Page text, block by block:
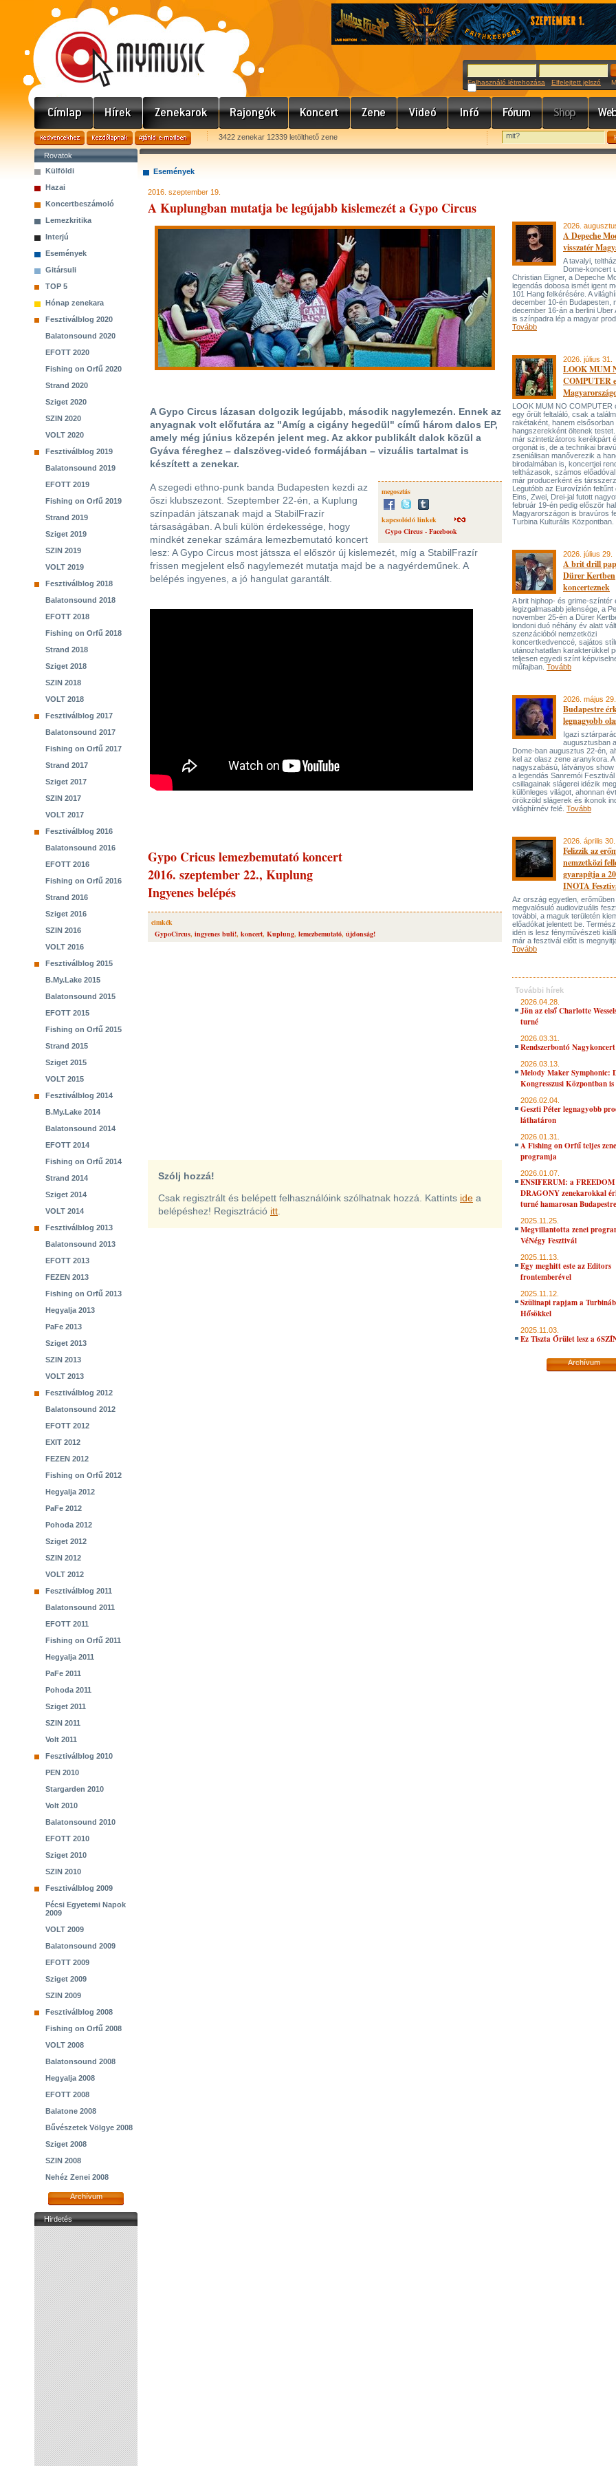
Felhasználó létrehozása Elfelejtett jelszó
3422 zenekar 12339 letölthető zene
Rovatok
Külföldi
Hazai
Koncertbeszámoló
Lemezkritika
Interjú
Események
Gitársuli
TOP 5
Hónap zenekara
Fesztiválblog 2020
Balatonsound 2020
EFOTT 2020
Fishing on Orfű 2020
Strand 2020
Sziget 2020
SZIN 2020
VOLT 2020
Fesztiválblog 2019
Balatonsound 2019
EFOTT 2019
Fishing on Orfű 2019
Strand 2019
Sziget 2019
SZIN 2019
VOLT 2019
Fesztiválblog 2018
Balatonsound 2018
EFOTT 2018
Fishing on Orfű 2018
Strand 2018
Sziget 2018
SZIN 2018
VOLT 2018
Fesztiválblog 2017
Balatonsound 2017
Fishing on Orfű 2017
Strand 2017
Sziget 2017
SZIN 2017
VOLT 2017
Fesztiválblog 2016
Balatonsound 2016
EFOTT 2016
Fishing on Orfű 2016
Strand 2016
Sziget 2016
SZIN 2016
VOLT 2016
Fesztiválblog 2015
B.My.Lake 2015
Balatonsound 2015
EFOTT 2015
Fishing on Orfű 2015
Strand 2015
Sziget 2015
VOLT 2015
Fesztiválblog 2014
B.My.Lake 2014
Balatonsound 2014
EFOTT 2014
Fishing on Orfű 2014
Strand 2014
Sziget 2014
VOLT 2014
Fesztiválblog 2013
Balatonsound 2013
EFOTT 2013
FEZEN 2013
Fishing on Orfű 2013
Hegyalja 2013
PaFe 2013
Sziget 2013
SZIN 2013
VOLT 2013
Fesztiválblog 2012
Balatonsound 2012
EFOTT 2012
EXIT 2012
FEZEN 2012
Fishing on Orfű 2012
Hegyalja 2012
PaFe 2012
Pohoda 2012
Sziget 2012
SZIN 2012
VOLT 2012
Fesztiválblog 2011
Balatonsound 2011
EFOTT 2011
Fishing on Orfű 2011
Hegyalja 2011
PaFe 2011
Pohoda 2011
Sziget 2011
SZIN 2011
Volt 2011
Fesztiválblog 2010
PEN 2010
Stargarden 2010
Volt 2010
Balatonsound 2010
EFOTT 2010
Sziget 2010
SZIN 2010
Fesztiválblog 2009
Pécsi Egyetemi Napok
2009
VOLT 2009
Balatonsound 2009
EFOTT 2009
Sziget 2009
SZIN 2009
Fesztiválblog 2008
Fishing on Orfű 2008
VOLT 2008
Balatonsound 2008
Hegyalja 2008
EFOTT 2008
Balatone 2008
Bűvészetek Völgye 2008
Sziget 2008
SZIN 2008
Nehéz Zenei 2008
Archívum
Hirdetés
Események
2016. szeptember 19.
A Kuplungban mutatja be legújabb kislemezét a Gypo Circus
A Gypo Circus lázasan dolgozik legújabb, második nagylemezén. Ennek az
anyagnak volt előfutára az "Amíg a cigány hegedül" című három dalos EP,
amely még június közepén jelent meg. Az akkor publikált dalok közül a
Gyáva féreghez – dalszöveg-videó formájában – vizuális tartalmat is
készített a zenekar.
megosztás
kapcsolódó linkek
Gypo Circus - Facebook
A szegedi ethno-punk banda Budapesten kezdi az
őszi klubszezont. Szeptember 22-én, a Kuplung
színpadán játszanak majd a StabilFrazír
társaságában. A buli külön érdekessége, hogy
mindkét zenekar számára lemezbemutató koncert
lesz: A Gypo Circus most játssza el először új kislemezét, míg a StabilFrazír
frissen megjelent első nagylemezét mutatja majd be a nagyérdeműnek. A
belépés ingyenes, a jó hangulat garantált.
Gypo Cricus lemezbemutató koncert
2016. szeptember 22., Kuplung
Ingyenes belépés
cimkék
GypoCircus, ingyenes buli!, koncert, Kuplung, lemezbemutató, újdonság!
Szólj hozzá!
Csak regisztrált és belépett felhasználóink szólhatnak hozzá. Kattints ide a
belépéshez! Regisztráció itt
2026.
A Depeche
visszatér
A tavalyi,
Dome-koncert
Christian Eigner, a Depeche
legendás dobosa ismét igent
101 Hang felkérésére. A
december 10-én Budapesten,
december 16-án a berlini Uber
is színpadra lép a magyar
Tovább
2026. július 31.
LOOK MUM
COMPUTER
LOOK MUM NO COMPUTER
egy őrült feltaláló, csak a
rakétaként, hanem elsősorban
hangszerekként öltenek
már szintetizátoros kerékpárt
orgonát is, de a technikai
zseniálisan manőverezik a
birodalmában is, koncertjei
teltházasok, számos
már producerként és
Legutóbb az Eurovízión feltűnt
Eins, Zwei, Drei-jal futott
február 19-én pedig először
Magyarországon is bravúros
Turbina Kulturális Központban.
2026. július 29.
A brit drill
Dürer Kertben
koncerteznek
A brit hiphop- és grime-színtér
legizgalmasabb jelensége, a
november 25-én a Dürer
londoni duó néhány év alatt
szenzációból nemzetközi
koncertkedvenccé, sajátos
utánozhatatlan karakterükkel
teljesen egyedi színt
műfajban. Tovább
2026. május 29.
Budapestre
legnagyobb
Igazi
augusztusban
Dome-ban augusztus 22-én,
kel az olasz zene aranykora. A
nagyszabású, látványos show
a legendás Sanremói Fesztivál
csillagainak slágerei idézik
különleges világot, ahonnan
örökzöld slágerek és ikonok
világhírnév felé. Tovább
2026. április 30.
Felizzik az
nemzetközi
gyarapítja a
INOTA
Az ország egyetlen, erőműben
megvalósuló audiovizuális
további, a maguk területén
előadókat jelentett be.
idén is lesz fényművészeti
már a fesztivál előtt is
Tovább
További hírek
2026.04.28.
Jön az első Charlotte
turné
2026.03.31.
Rendszerbontó Nagykoncert
2026.03.13.
Melody Maker Symphonic:
Kongresszusi Központban is
2026.02.04.
Geszti Péter legnagyobb
láthatáron
2026.01.31.
A Fishing on Orfű teljes
programja
2026.01.07.
ENSIFERUM: a
DRAGONY zenekarokkal
turné hamarosan Budapestre
2025.11.25.
Megvillantotta zenei
VéNégy Fesztivál
2025.11.13.
Egy meghitt este az Editors
frontemberével
2025.11.12.
Szülinapi rapjam a
Hősökkel
2025.11.03.
Ez Tiszta Őrület lesz a
Archívum